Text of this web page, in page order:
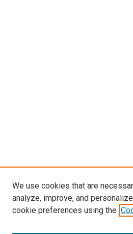
We use cookies that are
analyze, improve, and
cookie preferences using the